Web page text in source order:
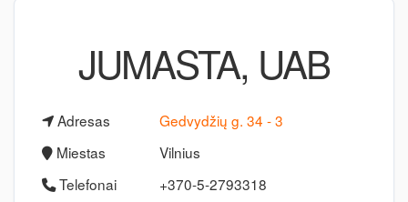
JUMASTA, UAB
Adresas
Gedvydžių g. 34 - 3
Miestas
Vilnius
Telefonai
+370-5-2793318